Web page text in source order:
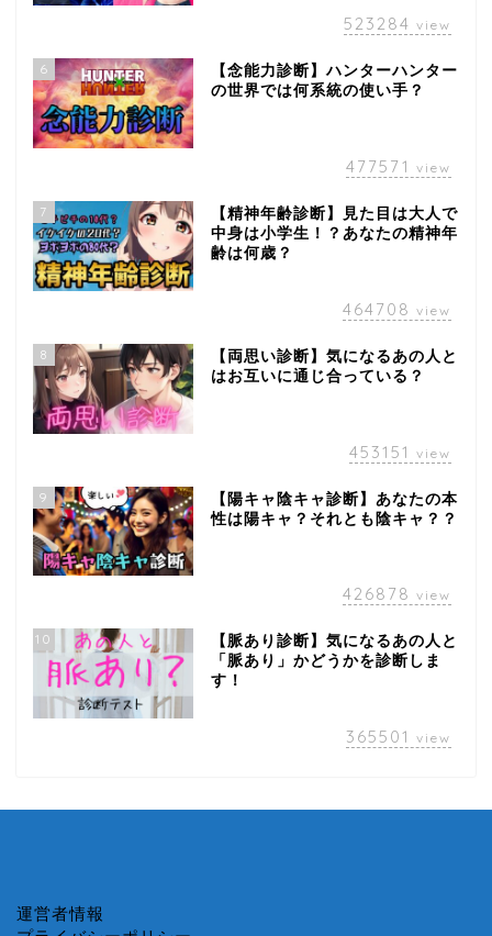
523284 view
6
【念能力診断】ハンターハンター
の世界では何系統の使い手？
477571 view
7
【精神年齢診断】見た目は大人で
中身は小学生！？あなたの精神年
齢は何歳？
464708 view
8
【両思い診断】気になるあの人と
はお互いに通じ合っている？
453151 view
9
【陽キャ陰キャ診断】あなたの本
性は陽キャ？それとも陰キャ？？
426878 view
10
【脈あり診断】気になるあの人と
「脈あり」かどうかを診断しま
す！
365501 view
運営者情報